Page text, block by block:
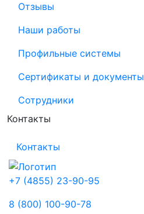
Отзывы
Наши работы
Профильные системы
Сертификаты и документы
Сотрудники
Контакты
Контакты
+7 (4855) 23-90-95
8 (800) 100-90-78